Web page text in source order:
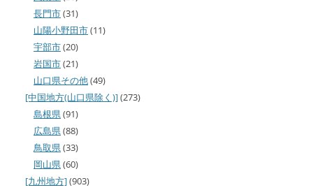
長門市(31)
山陽小野田市(11)
宇部市(20)
岩国市(21)
山口県その他(49)
[中国地方(山口県除く)](273)
島根県(91)
広島県(88)
鳥取県(33)
岡山県(60)
[九州地方](903)